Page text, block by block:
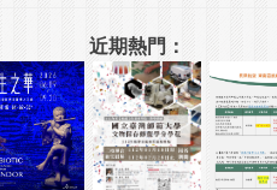
近期熱門：